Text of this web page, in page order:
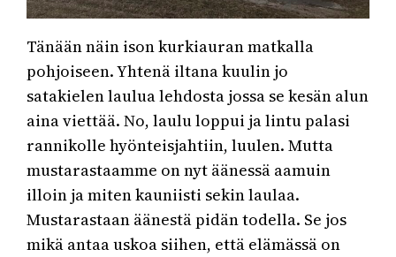
Tänään näin ison kurkiauran matkalla
pohjoiseen. Yhtenä iltana kuulin jo
satakielen laulua lehdosta jossa se kesän alun
aina viettää. No, laulu loppui ja lintu palasi
rannikolle hyönteisjahtiin, luulen. Mutta
mustarastaamme on nyt äänessä aamuin
illoin ja miten kauniisti sekin laulaa.
Mustarastaan äänestä pidän todella. Se jos
mikä antaa uskoa siihen, että elämässä on